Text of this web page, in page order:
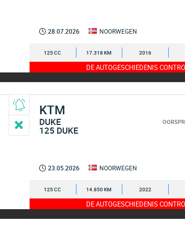
28.07.2026 NOORWEGEN
125 CC 17.318 KM 2016
DE AUTOGESCHIEDENIS
KTM
DUKE
125 DUKE
23.05.2026 NOORWEGEN
125 CC 14.850 KM 2022
DE AUTOGESCHIEDENIS